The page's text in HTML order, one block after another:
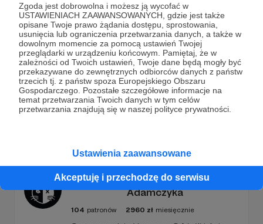
Zgoda jest dobrowolna i możesz ją wycofać w
USTAWIENIACH ZAAWANSOWANYCH, gdzie jest także
opisane Twoje prawo żądania dostępu, sprostowania,
usunięcia lub ograniczenia przetwarzania danych, a także w
dowolnym momencie za pomocą ustawień Twojej
przeglądarki w urządzeniu końcowym. Pamiętaj, że w
zależności od Twoich ustawień, Twoje dane będą mogły być
przekazywane do zewnętrznych odbiorców danych z państw
trzecich tj. z państw spoza Europejskiego Obszaru
Gospodarczego. Pozostałe szczegółowe informacje na
temat przetwarzania Twoich danych w tym celów
przetwarzania znajdują się w naszej polityce prywatności.
Ustawienia zaawansowane
Akceptuję i przechodzę do serwisu
Promowani autorzy
Kwadrans Na Angielski
742 patronów
Kwadrans na angielski to podcast uczący
odświeżyć sobie angielski, albo... nauczyć się
go po raz pierwszy. Spodziewajcie się
nowego odcinka co czwartek.
Kwantowo.pl – blog Adama
Adamczyka
104 patronów 2960 zł miesięcznie